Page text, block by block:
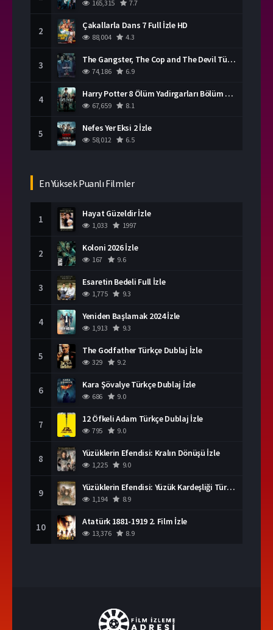
165,315 7.7
2 Çakallarla Dans 7 Full İzle HD
88,004 4.3
3 The Gangster, The Cop and The Devil Türkçe Dublaj İzle
74,186 6.9
4 Harry Potter 8 Ölüm Yadirgarları Bölüm 2 İzle
67,659 8.1
5 Nefes Yer Eksi 2 İzle
58,012 6.5
En Yüksek Puanlı Filmler
1 Hayat Güzeldir İzle
1,033 1997
2 Koloni 2026 İzle
167 9.6
3 Esaretin Bedeli Full İzle
1,775 9.3
4 Yeniden Başlamak 2024 İzle
1,913 9.3
5 The Godfather Türkçe Dublaj İzle
329 9.2
6 Kara Şövalye Türkçe Dublaj İzle
686 9.0
7 12 Öfkeli Adam Türkçe Dublaj İzle
795 9.0
8 Yüzüklerin Efendisi: Kralın Dönüşü İzle
1,225 9.0
9 Yüzüklerin Efendisi: Yüzük Kardeşliği Türkçe Dublaj İzle
1,194 8.9
10 Atatürk 1881-1919 2. Film İzle
13,376 8.9